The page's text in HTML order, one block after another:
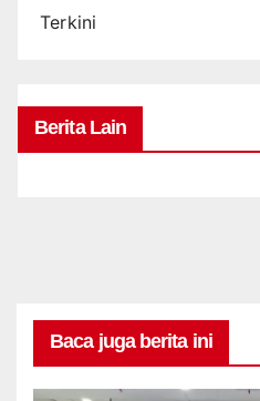
Terkini
Berita Lain
Baca juga berita ini